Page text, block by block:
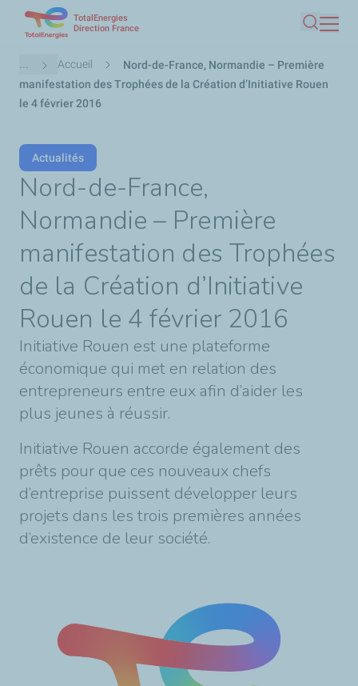
contenu
principal
TotalEnergies
Direction France
Fil
d'Ariane
... Accueil
Nord-de-France, Normandie – Première
manifestation des Trophées de la Création d’Initiative Rouen
le 4 février 2016
Actualités
Nord-de-France,
Normandie – Première
manifestation des Trophées
de la Création d’Initiative
Rouen le 4 février 2016
Initiative Rouen est une plateforme
économique qui met en relation des
entrepreneurs entre eux afin d’aider les
plus jeunes à réussir.
Initiative Rouen accorde également des
prêts pour que ces nouveaux chefs
d’entreprise puissent développer leurs
projets dans les trois premières années
d’existence de leur société.